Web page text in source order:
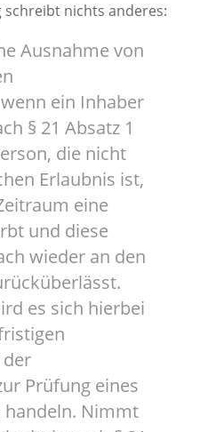
schreibt nichts anderes:
Ausnahme von
ein Inhaber
§ 21 Absatz 1
die nicht
Erlaubnis ist,
eine
und diese
wieder an den
es sich hierbei
Prüfung eines
handeln. Nimmt